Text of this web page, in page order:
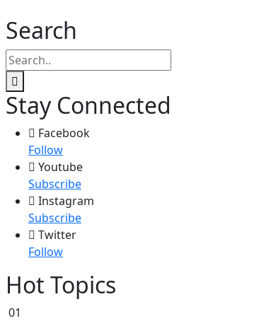
Search
Stay Connected
Facebook
Follow
Youtube
Subscribe
Instagram
Subscribe
Twitter
Follow
Hot Topics
01